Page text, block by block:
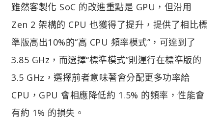
雖然客製化 SoC 的改進重點是 GPU，但沿用
Zen 2 架構的 CPU 也獲得了提升，提供了相比標
準版高出10%的“高 CPU 頻率模式”，可達到了
3.85 GHz，而選擇“標準模式”則運行在標準版的
3.5 GHz，選擇前者意味著會分配更多功率給
CPU，GPU 會相應降低約 1.5% 的頻率，性能會
有約 1% 的損失。